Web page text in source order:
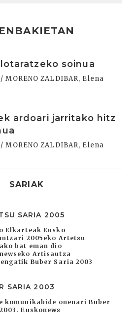
soinua
MORENO ZALDIBAR, Elena
ardoari jarritako hitz
MORENO ZALDIBAR, Elena
SARIAK
SARIA 2005
Elkarteak Eusko
2005eko Artetsu
bat eman dio
Artisautza
Buber Saria 2003
SARIA 2003
komunikabide onenari Buber
Euskonews